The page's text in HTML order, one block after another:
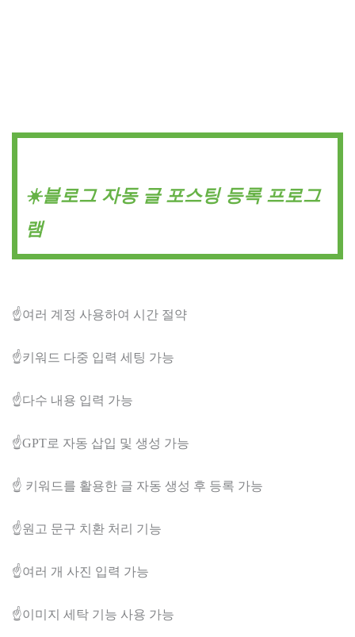
☀️블로그 자동 글 포스팅 등록 프로그
램
☝️여러 계정 사용하여 시간 절약
☝️키워드 다중 입력 세팅 가능
☝️다수 내용 입력 가능
☝️GPT로 자동 삽입 및 생성 가능
☝️ 키워드를 활용한 글 자동 생성 후 등록 가능
☝️원고 문구 치환 처리 기능
☝️여러 개 사진 입력 가능
☝️이미지 세탁 기능 사용 가능